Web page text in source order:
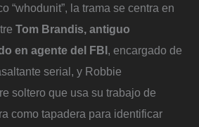
“whodunit”, la trama se centra en
Tom Brandis, antiguo
en agente del FBI, encargado de
serial, y Robbie
soltero que usa su trabajo de
como tapadera para identificar